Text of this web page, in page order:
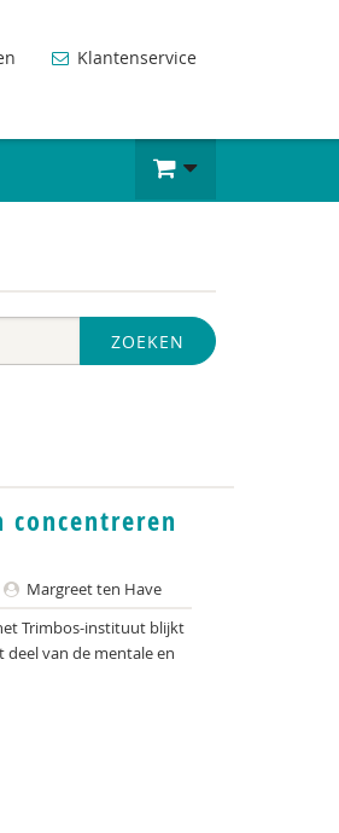
Klantenservice
ZOEKEN
concentreren
Margreet ten Have
Trimbos-instituut blijkt
van de mentale en